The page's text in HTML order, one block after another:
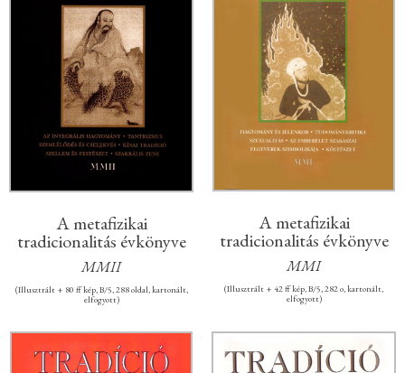
A metafizikai
tradicionalitás évkönyve
MMII
(Illusztrált + 80 ff kép, B/5, 288 oldal, kartonált,
elfogyott)
A metafizikai
tradicionalitás évkönyve
MMI
(Illusztrált + 42 ff kép, B/5, 282 o, kartonált,
elfogyott)